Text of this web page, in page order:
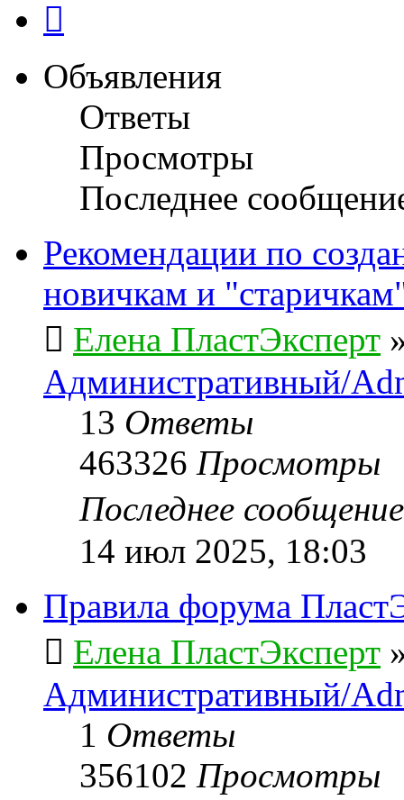
Объявления
Ответы
Просмотры
Последнее
Рекомендации по
новичкам и
Елена ПластЭксперт
Административный/
13 Ответы
463326 Просмотры
Последнее
14 июл 2025, 18:03
Правила форума
Елена ПластЭксперт
Административный/
1 Ответы
356102 Просмотры